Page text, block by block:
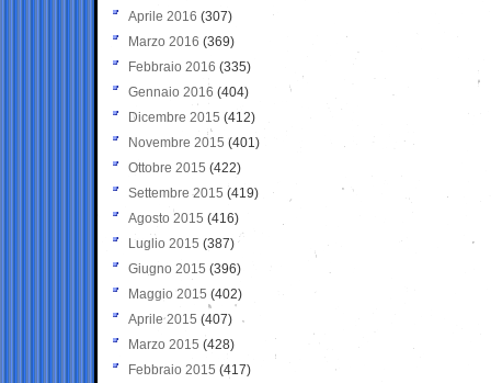
Aprile 2016 (307)
Marzo 2016 (369)
Febbraio 2016 (335)
Gennaio 2016 (404)
Dicembre 2015 (412)
Novembre 2015 (401)
Ottobre 2015 (422)
Settembre 2015 (419)
Agosto 2015 (416)
Luglio 2015 (387)
Giugno 2015 (396)
Maggio 2015 (402)
Aprile 2015 (407)
Marzo 2015 (428)
Febbraio 2015 (417)